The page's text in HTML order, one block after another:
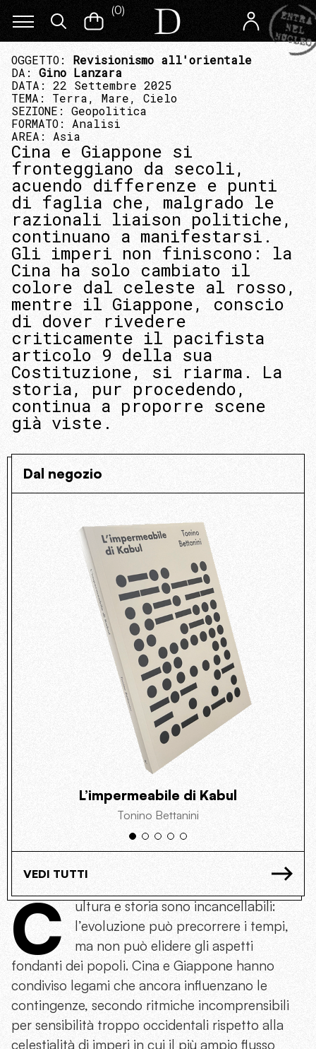
(0)
OGGETTO: Revisionismo all'orientale
DA: Gino Lanzara
DATA: 22 Settembre 2025
TEMA: Terra, Mare, Cielo
SEZIONE: Geopolitica
FORMATO: Analisi
AREA: Asia
Cina e Giappone si
fronteggiano da secoli,
acuendo differenze e punti
di faglia che, malgrado le
razionali liaison politiche,
continuano a manifestarsi.
Gli imperi non finiscono: la
Cina ha solo cambiato il
colore dal celeste al rosso,
mentre il Giappone, conscio
di dover rivedere
criticamente il pacifista
articolo 9 della sua
Costituzione, si riarma. La
storia, pur procedendo,
continua a proporre scene
già viste.
Dal negozio
L’impermeabile di Kabul
Tonino Bettanini
VEDI TUTTI
C
ultura e storia sono incancellabili:
l’evoluzione può precorrere i tempi,
ma non può elidere gli aspetti
fondanti dei popoli. Cina e Giappone hanno
condiviso legami che ancora influenzano le
contingenze, secondo ritmiche incomprensibili
per sensibilità troppo occidentali rispetto alla
celestialità di imperi in cui il più ampio flusso